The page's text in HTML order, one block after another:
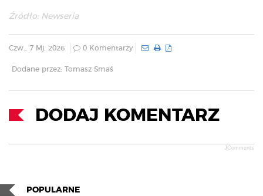
Źródło: Newseria
Czw., 7 Mj. 2026 0 Komentarzy
Dodane przez: Tomasz Smaś
DODAJ KOMENTARZ
JComments
POPULARNE